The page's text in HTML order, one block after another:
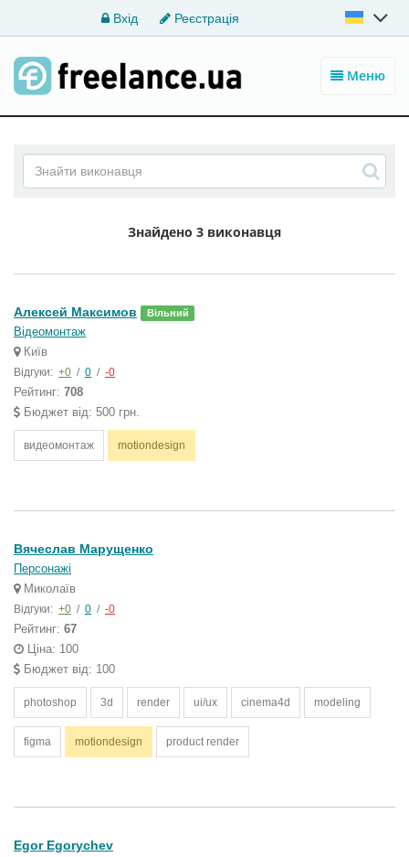
Вхід Реєстрація
Меню
Знайдено 3 виконавця
Алексей Максимов Вільний
Відеомонтаж
Київ
Відгуки: +0 / 0 / -0
Рейтинг: 708
Бюджет від: 500 грн.
видеомонтаж motiondesign
Вячеслав Марущенко
Персонажі
Миколаїв
Відгуки: +0 / 0 / -0
Рейтинг: 67
Ціна: 100
Бюджет від: 100
photoshop 3d render ui/ux cinema4d modeling
figma motiondesign product render
Egor Egorychev